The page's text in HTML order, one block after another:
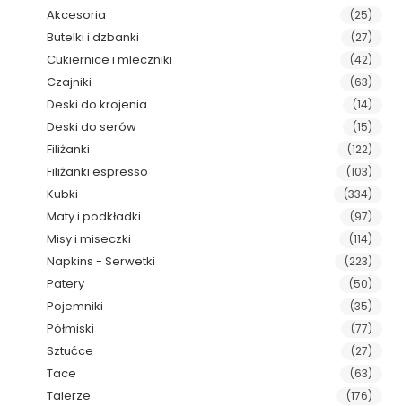
Akcesoria (25)
Butelki i dzbanki (27)
Cukiernice i mleczniki (42)
Czajniki (63)
Deski do krojenia (14)
Deski do serów (15)
Filiżanki (122)
Filiżanki espresso (103)
Kubki (334)
Maty i podkładki (97)
Misy i miseczki (114)
Napkins - Serwetki (223)
Patery (50)
Pojemniki (35)
Półmiski (77)
Sztućce (27)
Tace (63)
Talerze (176)